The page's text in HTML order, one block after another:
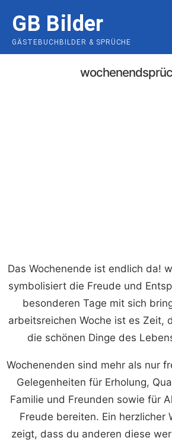
content
GB Bilder
GÄSTEBUCHBILDER & SPRÜCHE
Das Wochenende ist endlich da!
symbolisiert die Freude und
besonderen Tage mit sich
arbeitsreichen Woche ist es Zeit,
die schönen Dinge des
Wochenenden sind mehr als nur
Gelegenheiten für Erholung,
Familie und Freunden sowie für
Freude bereiten. Ein herzlicher
zeigt, dass du anderen diese